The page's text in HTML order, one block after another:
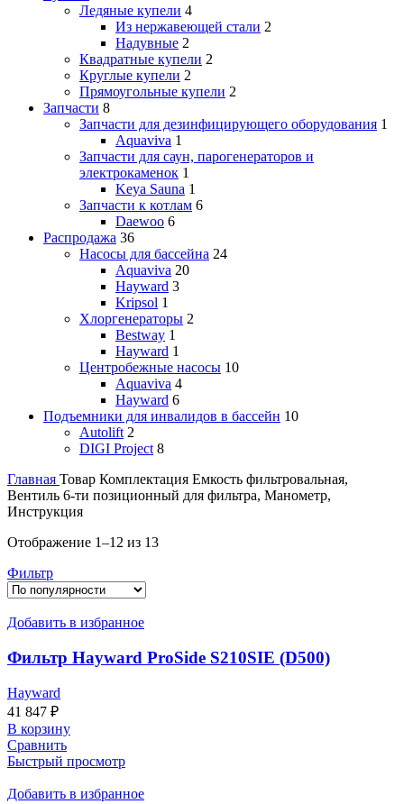
Ледяные купели 4
Из нержавеющей стали 2
Надувные 2
Квадратные купели 2
Круглые купели 2
Прямоугольные купели 2
Запчасти 8
Запчасти для дезинфицирующего оборудования 1
Aquaviva 1
Запчасти для саун, парогенераторов и
электрокаменок 1
Keya Sauna 1
Запчасти к котлам 6
Daewoo 6
Распродажа 36
Насосы для бассейна 24
Aquaviva 20
Hayward 3
Kripsol 1
Хлоргенераторы 2
Bestway 1
Hayward 1
Центробежные насосы 10
Aquaviva 4
Hayward 6
Подъемники для инвалидов в бассейн 10
Autolift 2
DIGI Project 8
Главная Товар Комплектация Емкость фильтровальная,
Вентиль 6-ти позиционный для фильтра, Манометр,
Инструкция
Отображение 1–12 из 13Сортировка:
Фильтр
Добавить в избранное
Фильтр Hayward ProSide S210SIE (D500)
Hayward
41 847 ₽
В корзину
Сравнить
Быстрый просмотр
Добавить в избранное